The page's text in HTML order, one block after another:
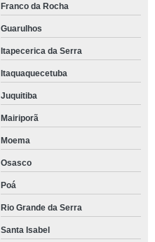
Franco da Rocha
Guarulhos
Itapecerica da Serra
Itaquaquecetuba
Juquitiba
Mairiporã
Moema
Osasco
Poá
Rio Grande da Serra
Santa Isabel